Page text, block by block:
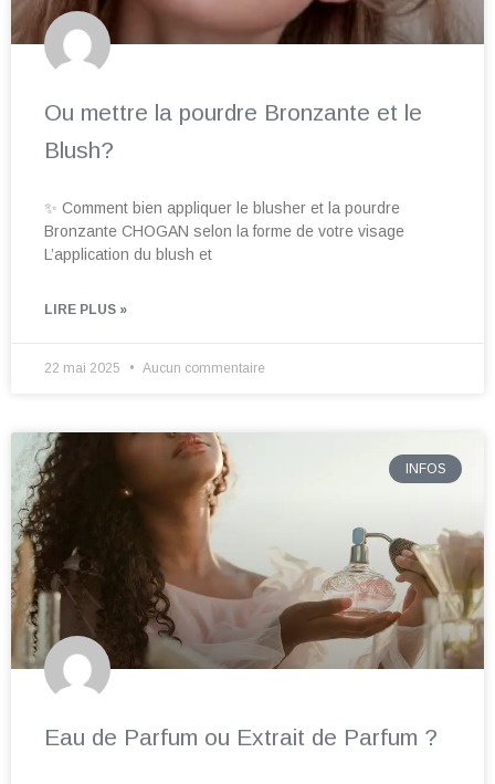
Ou mettre la pourdre Bronzante et le
Blush?
✨ Comment bien appliquer le blusher et la pourdre
Bronzante CHOGAN selon la forme de votre visage
L’application du blush et
LIRE PLUS »
22 mai 2025 Aucun commentaire
INFOS
Eau de Parfum ou Extrait de Parfum ?